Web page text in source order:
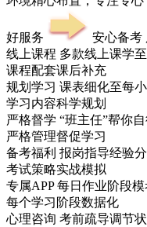
好服务
安心备考
线上课程 多款线上课学
课程配套课后补充
规划学习 课表细化至每
学习内容科学规划
严格督学 “班主任”帮你
严格管理督促学习
备考福利 报岗指导经验
考试策略实战模拟
专属APP 每日作业阶段模
每个学习阶段数据化
心理咨询 考前疏导调节